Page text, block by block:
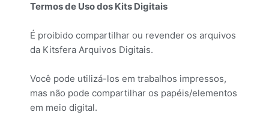
Termos de Uso dos Kits Digitais
É proibido compartilhar ou revender os arquivos
da Kitsfera Arquivos Digitais.
Você pode utilizá-los em trabalhos impressos,
mas não pode compartilhar os papéis/elementos
em meio digital.